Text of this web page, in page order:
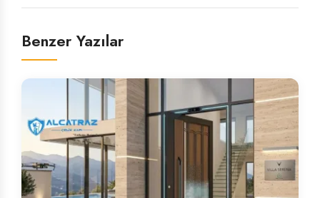
Benzer Yazılar